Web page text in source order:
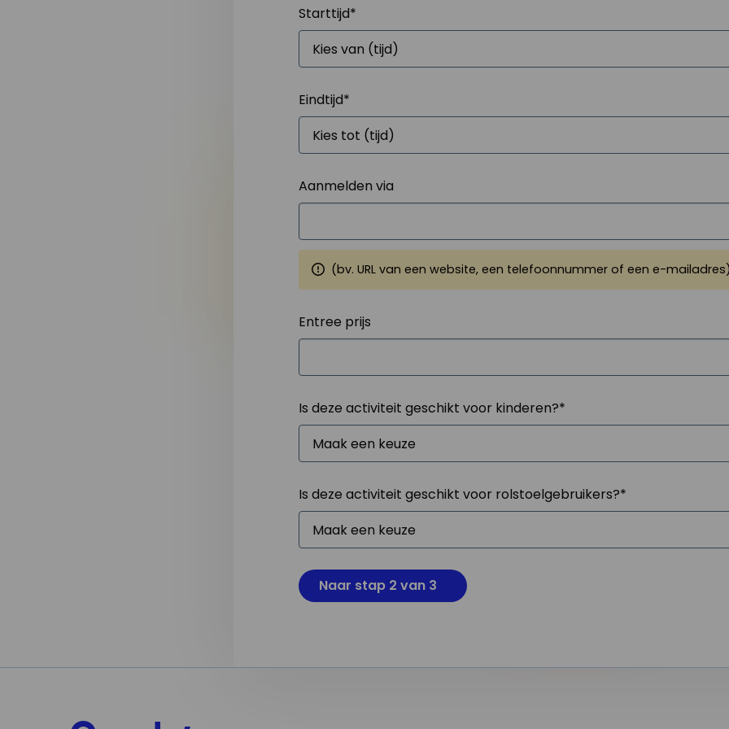
Starttijd*
Eindtijd*
Aanmelden via
(bv. URL van een website, een telefoonnummer of een e-
Entree prijs
Is deze activiteit geschikt voor kinderen?*
Is deze activiteit geschikt voor rolstoelgebruikers?*